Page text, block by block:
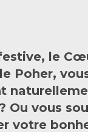
le
Poher,
Ou vous
votre